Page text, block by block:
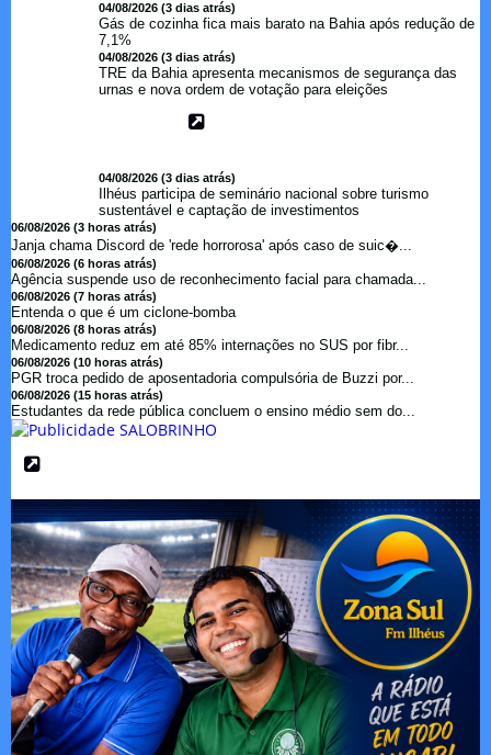
04/08/2026 (3 dias atrás)
Gás de cozinha fica mais barato na Bahia após redução de
7,1%
04/08/2026 (3 dias atrás)
TRE da Bahia apresenta mecanismos de segurança das
urnas e nova ordem de votação para eleições
04/08/2026 (3 dias atrás)
Ilhéus participa de seminário nacional sobre turismo
sustentável e captação de investimentos
06/08/2026 (3 horas atrás)
Janja chama Discord de 'rede horrorosa' após caso de suic�...
06/08/2026 (6 horas atrás)
Agência suspende uso de reconhecimento facial para chamada...
06/08/2026 (7 horas atrás)
Entenda o que é um ciclone-bomba
06/08/2026 (8 horas atrás)
Medicamento reduz em até 85% internações no SUS por fibr...
06/08/2026 (10 horas atrás)
PGR troca pedido de aposentadoria compulsória de Buzzi por...
06/08/2026 (15 horas atrás)
Estudantes da rede pública concluem o ensino médio sem do...